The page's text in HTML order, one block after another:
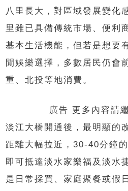
八里長大，對區域發展變化
里雖已具備傳統市場、便利
基本生活機能，但若是想要
閒娛樂選擇，多數居民仍會
重、北投等地消費。
廣告 更多內容請
淡江大橋開通後，最明顯的
距離大幅拉近，30-40分鐘
即可抵達淡水家樂福及淡水
是日常採買、家庭聚餐或假